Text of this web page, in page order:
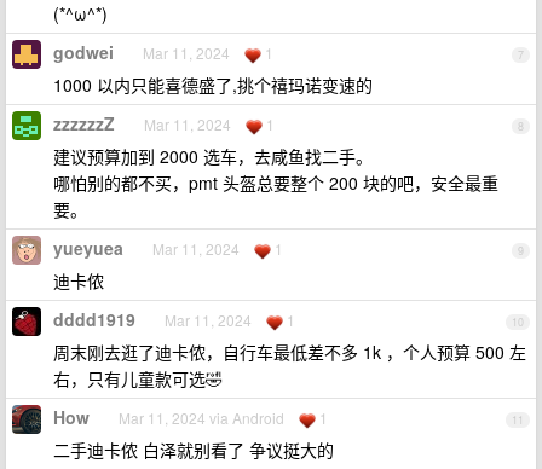
(*^ω^*)
7
godwei Mar 11, 2024 1
1000 以内只能喜德盛了,挑个禧玛诺变速的
8
zzzzzzZ Mar 11, 2024 1
建议预算加到 2000 选车，去咸鱼找二手。
哪怕别的都不买，pmt 头盔总要整个 200 块的吧，安全最重
要。
9
yueyuea Mar 11, 2024 1
迪卡侬
10
dddd1919 Mar 11, 2024 1
周末刚去逛了迪卡侬，自行车最低差不多 1k ，个人预算 500 左
右，只有儿童款可选🤣
11
How Mar 11, 2024 via Android 1
二手迪卡侬 白泽就别看了 争议挺大的